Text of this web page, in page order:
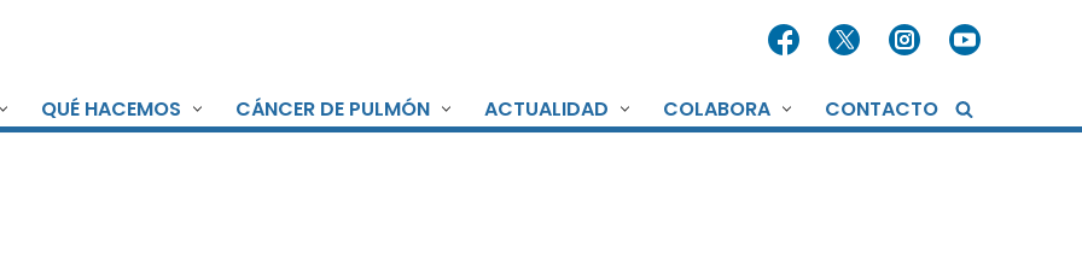
QUÉ HACEMOS CÁNCER DE PULMÓN ACTUALIDAD COLABORA CONTACTO